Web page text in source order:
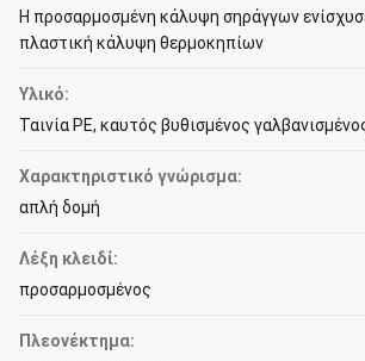
Η προσαρμοσμένη κάλυψη σηράγγων
πλαστική κάλυψη θερμοκηπίων
Υλικό:
Ταινία PE, καυτός βυθισμένος
Χαρακτηριστικό γνώρισμα:
απλή δομή
Λέξη κλειδί:
προσαρμοσμένος
Πλεονέκτημα: